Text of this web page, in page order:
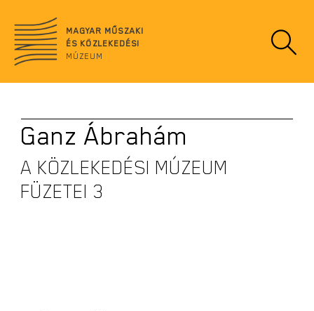
tartalomra
data
MAGYAR MŰSZAKI
ÉS KÖZLEKEDÉSI
MÚZEUM
Ganz Ábrahám
A KÖZLEKEDÉSI MÚZEUM
FÜZETEI 3